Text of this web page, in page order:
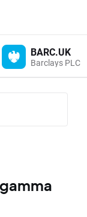
BARC.UK
Barclays PLC